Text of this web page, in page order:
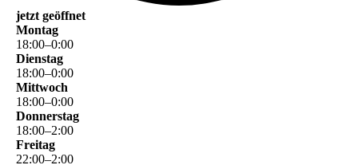
jetzt geöffnet
Montag
18:00–0:00
Dienstag
18:00–0:00
Mittwoch
18:00–0:00
Donnerstag
18:00–2:00
Freitag
22:00–2:00